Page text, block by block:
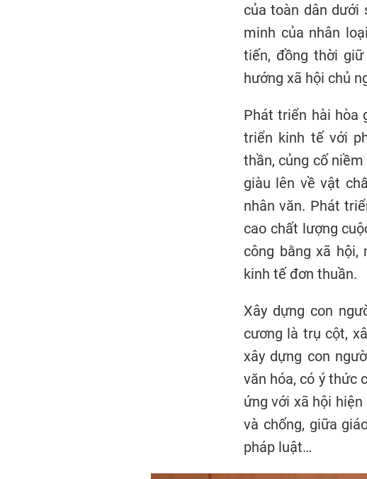
của toàn dân dưới
minh của nhân
tiến, đồng thời
hướng xã hội chủ
Phát triển hài hòa
triển kinh tế với
thần, củng cố
giàu lên về vật
nhân văn. Phát
cao chất lượng
công bằng xã
kinh tế đơn thuần.
Xây dựng con
cương là trụ cột,
xây dựng con
văn hóa, có ý thức
ứng với xã hội
và chống, giữa
pháp luật…